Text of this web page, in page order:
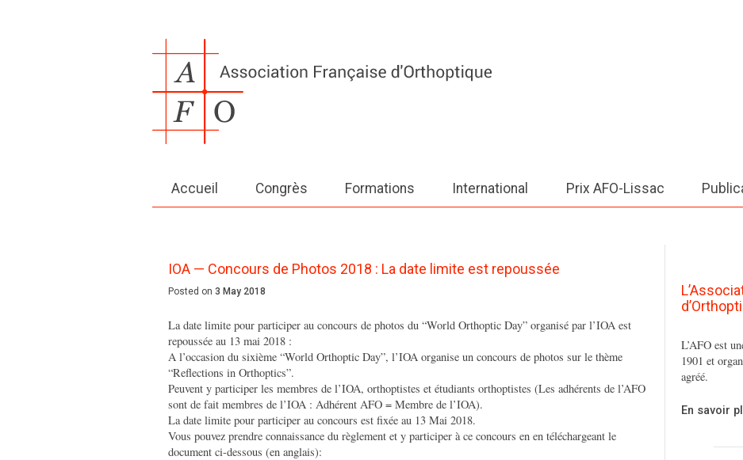
Accueil Congrès Formations International Prix AFO-Lissac
IOA — Concours de Photos 2018 : La date limite est repoussée
Posted on 3 May 2018
La date limite pour participer au concours de photos du “World Orthoptic Day” organisé par l’IOA est
repoussée au 13 mai 2018 :
A l’occasion du sixième “World Orthoptic Day”, l’IOA organise un concours de photos sur le thème
“Reflections in Orthoptics”.
Peuvent y participer les membres de l’IOA, orthoptistes et étudiants orthoptistes (Les adhérents de l’AFO
sont de fait membres de l’IOA : Adhérent AFO = Membre de l’IOA).
La date limite pour participer au concours est fixée au 13 Mai 2018.
Vous pouvez prendre connaissance du règlement et y participer à ce concours en en téléchargeant le
document ci-dessous (en anglais):
L’AFO est
1901 et
agréé.
En savoir